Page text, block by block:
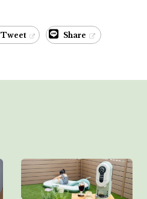
Tweet Share